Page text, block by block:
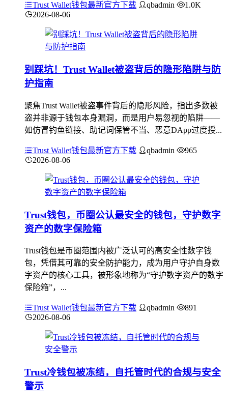
Trust Wallet钱包最新官方下载 qbadmin
1.0K
2026-08-06
别踩坑！Trust Wallet被盗背后的隐形陷阱与防
护指南
聚焦Trust Wallet被盗事件背后的隐形风险，指出多数被
盗并非源于钱包本身漏洞，而是用户易忽视的陷阱——
如仿冒钓鱼链接、助记词保管不当、恶意DApp过度授...
Trust Wallet钱包最新官方下载 qbadmin
965
2026-08-06
Trust钱包，币圈公认最安全的钱包，守护数字
资产的数字保险箱
Trust钱包是币圈范围内被广泛认可的高安全性数字钱
包，凭借其可靠的安全防护能力，成为用户守护自身数
字资产的核心工具，被形象地称为“守护数字资产的数字
保险箱”，...
Trust Wallet钱包最新官方下载 qbadmin
891
2026-08-06
Trust冷钱包被冻结，自托管时代的合规与安全
警示